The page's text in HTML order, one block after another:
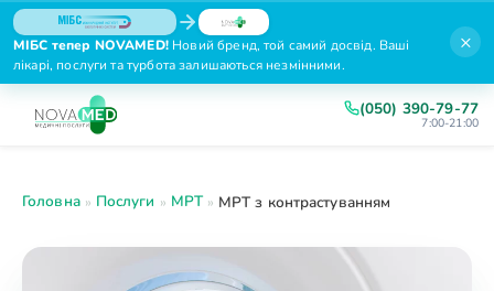
МІБС тепер NOVAMED!Новий бренд, той самий досвід. Ваші
лікарі, послуги та турбота залишаються незмінними.
×
(050) 390-79-77
7:00-21:00
Головна » Послуги » МРТ » МРТ з контрастуванням